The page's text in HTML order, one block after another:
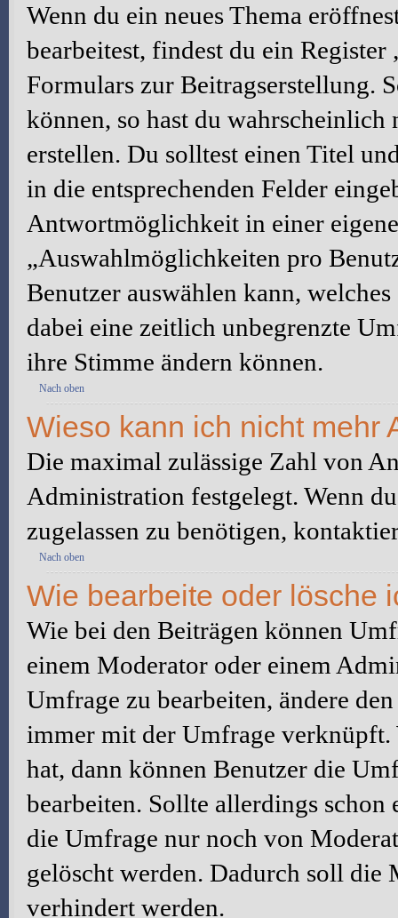
Wenn du ein neues Thema
bearbeitest, findest du ein
Formulars zur Beitragserstellung.
können, so hast du
erstellen. Du solltest einen Titel
in die entsprechenden Felder
Antwortmöglichkeit in einer
„Auswahlmöglichkeiten pro
Benutzer auswählen kann,
dabei eine zeitlich unbegrenzte
ihre Stimme ändern können.
Nach oben
Wieso kann ich nicht mehr
Die maximal zulässige Zahl von
Administration festgelegt. Wenn
zugelassen zu benötigen,
Nach oben
Wie bearbeite oder lösche
Wie bei den Beiträgen können
einem Moderator oder einem
Umfrage zu bearbeiten, ändere
immer mit der Umfrage verknüpft.
hat, dann können Benutzer die
bearbeiten. Sollte allerdings schon
die Umfrage nur noch von
gelöscht werden. Dadurch soll
verhindert werden.